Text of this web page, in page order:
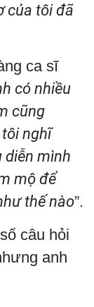
của tôi đã
ca sĩ
có nhiều
cũng
nghĩ
diễn mình
mộ để
thế nào”.
câu hỏi
anh